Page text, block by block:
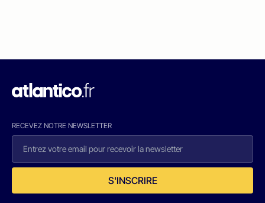
RECEVEZ NOTRE NEWSLETTER
S'INSCRIRE